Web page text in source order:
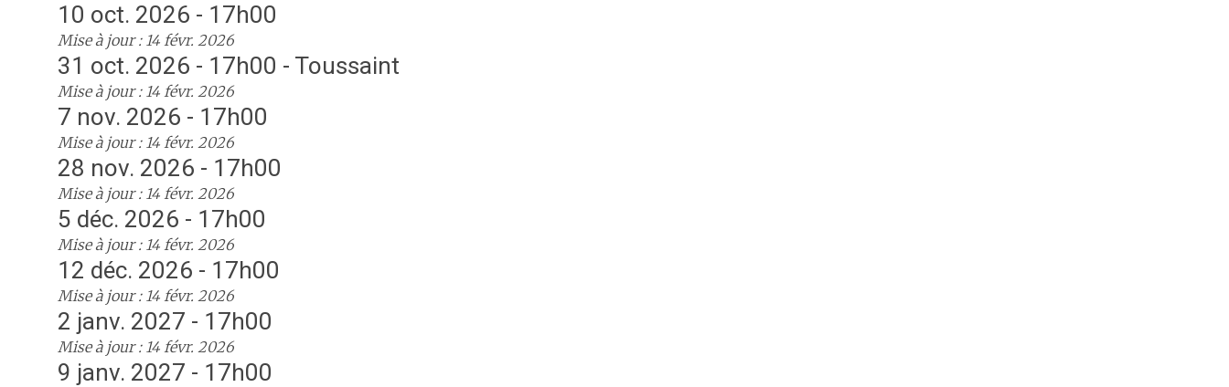
10 oct. 2026 - 17h00
Mise à jour : 14 févr. 2026
31 oct. 2026 - 17h00 - Toussaint
Mise à jour : 14 févr. 2026
7 nov. 2026 - 17h00
Mise à jour : 14 févr. 2026
28 nov. 2026 - 17h00
Mise à jour : 14 févr. 2026
5 déc. 2026 - 17h00
Mise à jour : 14 févr. 2026
12 déc. 2026 - 17h00
Mise à jour : 14 févr. 2026
2 janv. 2027 - 17h00
Mise à jour : 14 févr. 2026
9 janv. 2027 - 17h00